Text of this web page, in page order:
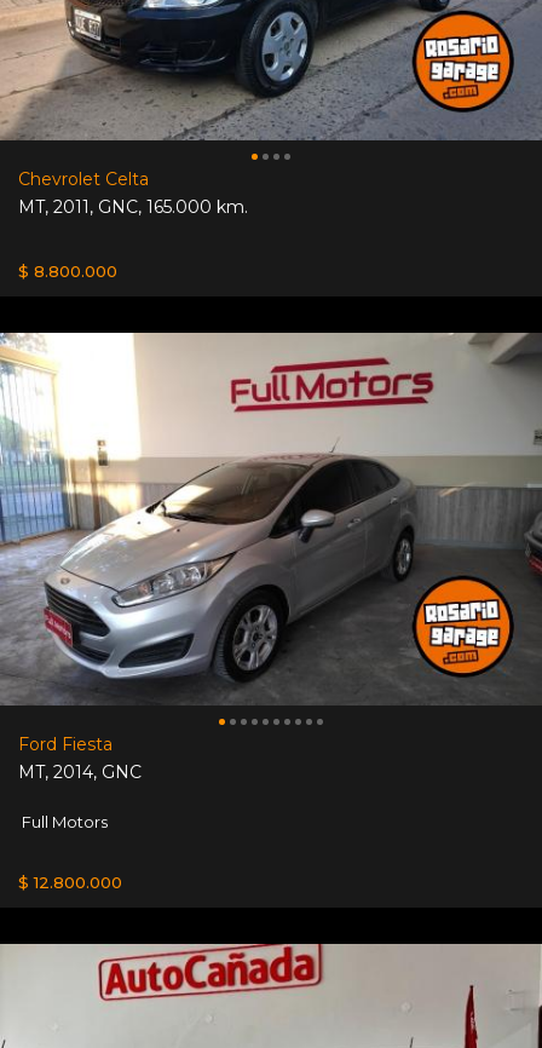
Chevrolet Celta
MT, 2011, GNC, 165.000 km.
$ 8.800.000
Ford Fiesta
MT, 2014, GNC
Full Motors
$ 12.800.000